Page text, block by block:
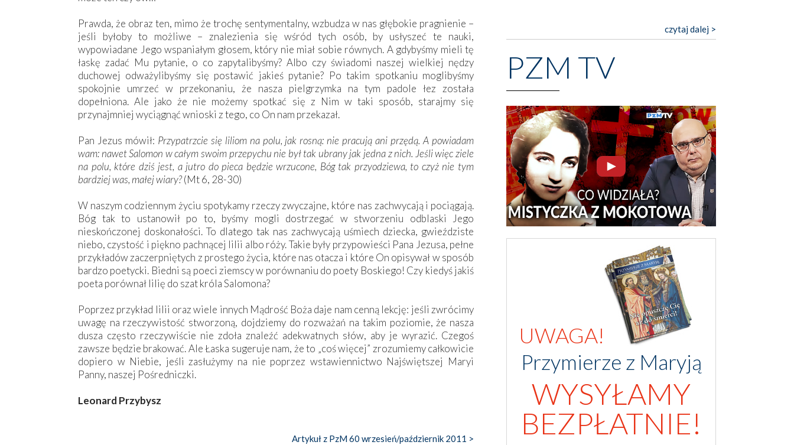
Prawda, że obraz ten, mimo że trochę sentymentalny, wzbudza w nas głębokie pragnienie –
jeśli byłoby to możliwe – znalezienia się wśród tych osób, by usłyszeć te nauki,
wypowiadane Jego wspaniałym głosem, który nie miał sobie równych. A gdybyśmy mieli tę
łaskę zadać Mu pytanie, o co zapytalibyśmy? Albo czy świadomi naszej wielkiej nędzy
duchowej odważylibyśmy się postawić jakieś pytanie? Po takim spotkaniu moglibyśmy
spokojnie umrzeć w przekonaniu, że nasza pielgrzymka na tym padole łez została
dopełniona. Ale jako że nie możemy spotkać się z Nim w taki sposób, starajmy się
przynajmniej wyciągnąć wnioski z tego, co On nam przekazał.
Pan Jezus mówił: Przypatrzcie się liliom na polu, jak rosną: nie pracują ani przędą. A powiadam
wam: nawet Salomon w całym swoim przepychu nie był tak ubrany jak jedna z nich. Jeśli więc ziele
na polu, które dziś jest, a jutro do pieca będzie wrzucone, Bóg tak przyodziewa, to czyż nie tym
bardziej was, małej wiary?(Mt 6, 28-30)
W naszym codziennym życiu spotykamy rzeczy zwyczajne, które nas zachwycają i pociągają.
Bóg tak to ustanowił po to, byśmy mogli dostrzegać w stworzeniu odblaski Jego
nieskończonej doskonałości. To dlatego tak nas zachwycają uśmiech dziecka, gwieździste
niebo, czystość i piękno pachnącej lilii albo róży. Takie były przypowieści Pana Jezusa, pełne
przykładów zaczerpniętych z prostego życia, które nas otacza i które On opisywał w sposób
bardzo poetycki. Biedni są poeci ziemscy w porównaniu do poety Boskiego! Czy kiedyś jakiś
poeta porównał lilię do szat króla Salomona?
Poprzez przykład lilii oraz wiele innych Mądrość Boża daje nam cenną lekcję: jeśli zwrócimy
uwagę na rzeczywistość stworzoną, dojdziemy do rozważań na takim poziomie, że nasza
dusza często rzeczywiście nie zdoła znaleźć adekwatnych słów, aby je wyrazić. Czegoś
zawsze będzie brakować. Ale Łaska sugeruje nam, że to „coś więcej” zrozumiemy całkowicie
dopiero w Niebie, jeśli zasłużymy na nie poprzez wstawiennictwo Najświętszej Maryi
Panny, naszej Pośredniczki.
Leonard Przybysz
Artykuł z PzM 60 wrzesień/październik 2011 >
czytaj dalej >
PZM TV
UWAGA!
Przymierze z Maryją
WYSYŁAMY
BEZPŁATNIE!